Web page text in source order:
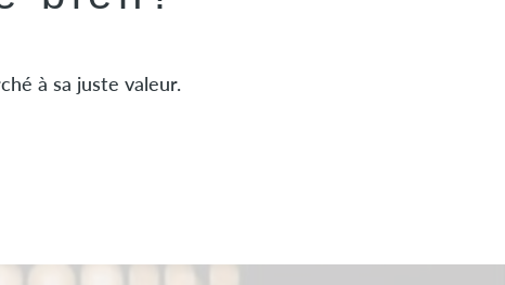
à sa juste valeur.